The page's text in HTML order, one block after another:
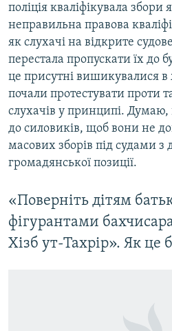
поліція кваліфікувала збори
неправильна правова
як слухачі на відкрите
перестала пропускати їх до
це присутні вишикувалися
почали протестувати проти
слухачів у принципі.
до силовиків, щоб вони не
масових зборів під судами з
громадянської позиції.
«Поверніть дітям
фігурантами
Хізб ут-Тахрір». Як це